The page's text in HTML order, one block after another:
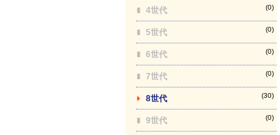
4世代 (0)
5世代 (0)
6世代 (0)
7世代 (0)
8世代 (30)
9世代 (0)